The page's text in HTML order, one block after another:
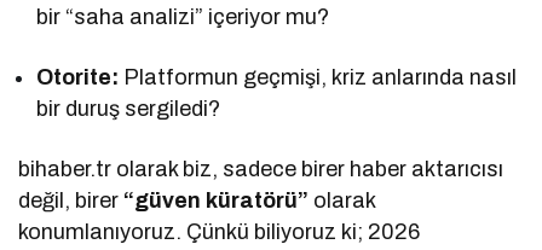
bir “saha analizi” içeriyor mu?
Otorite: Platformun geçmişi, kriz anlarında nasıl
bir duruş sergiledi?
bihaber.tr olarak biz, sadece birer haber aktarıcısı
değil, birer “güven küratörü” olarak
konumlanıyoruz. Çünkü biliyoruz ki; 2026